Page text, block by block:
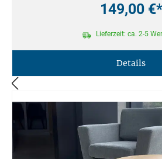
149,00 €*
Lieferzeit: ca. 2-5
Details